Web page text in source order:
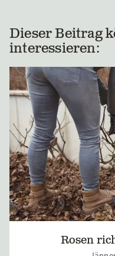
Dieser Beitrag
interessieren:
Rosen